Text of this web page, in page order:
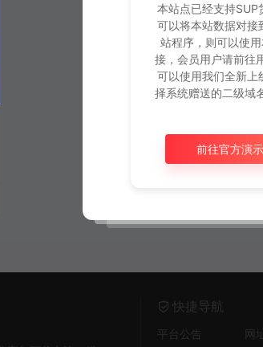
快捷导航
平台公告 网
本站点已经支持SUP
可以将本站数据对接
站程序，则可以使
接，会员用户请前往
可以使用我们全新上
择系统赠送的二级域
前往官方演